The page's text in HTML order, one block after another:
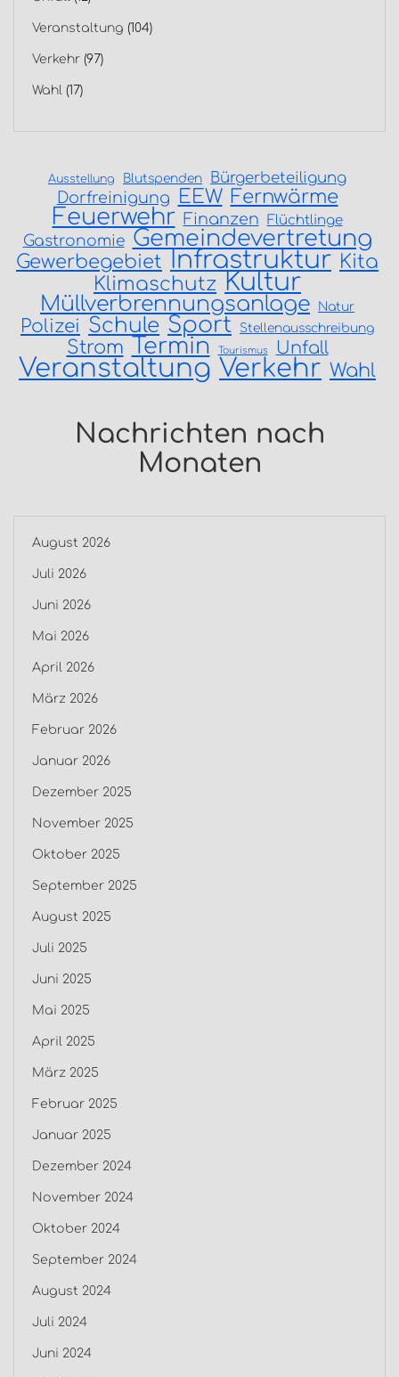
Veranstaltung (104)
Verkehr (97)
Wahl (17)
Ausstellung Blutspenden Bürgerbeteiligung
Dorfreinigung EEW Fernwärme
Feuerwehr Finanzen Flüchtlinge
Gastronomie Gemeindevertretung
Gewerbegebiet Infrastruktur Kita
Klimaschutz Kultur
Müllverbrennungsanlage Natur
Polizei Schule Sport Stellenausschreibung
Strom Termin Tourismus Unfall
Veranstaltung Verkehr Wahl
Nachrichten nach
Monaten
August 2026
Juli 2026
Juni 2026
Mai 2026
April 2026
März 2026
Februar 2026
Januar 2026
Dezember 2025
November 2025
Oktober 2025
September 2025
August 2025
Juli 2025
Juni 2025
Mai 2025
April 2025
März 2025
Februar 2025
Januar 2025
Dezember 2024
November 2024
Oktober 2024
September 2024
August 2024
Juli 2024
Juni 2024